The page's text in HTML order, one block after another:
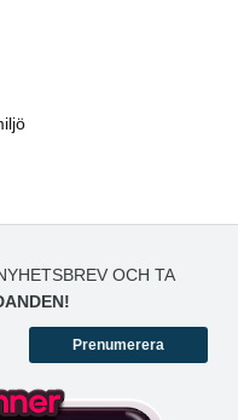
OCH TA
Prenumerera